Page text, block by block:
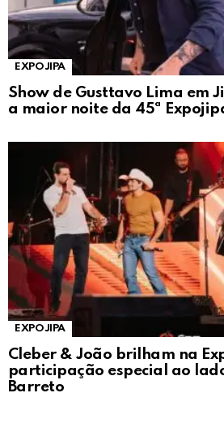
EXPOJIPA
Show de Gusttavo Lima em
a maior noite da 45ª
EXPOJIPA
Cleber & João brilham na
participação especial ao
Barreto